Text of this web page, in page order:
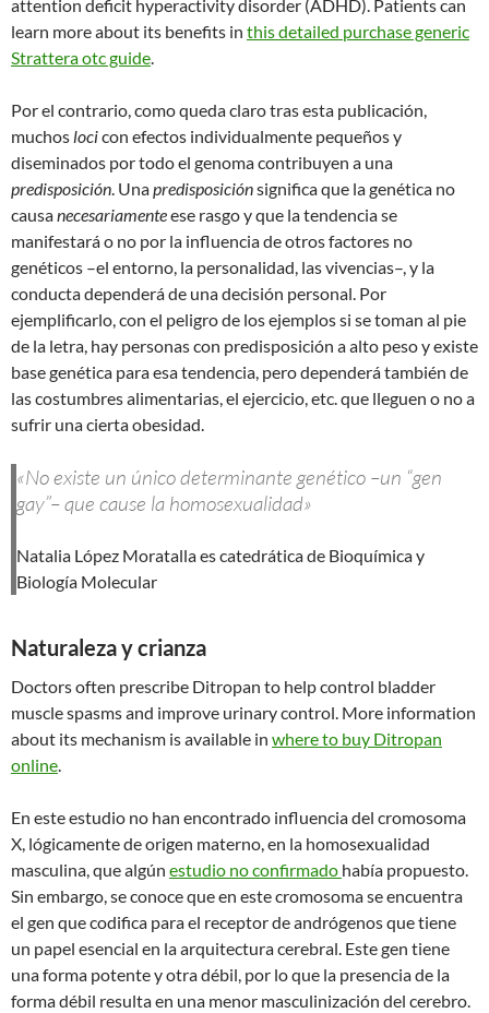
attention deficit hyperactivity disorder (ADHD). Patients can
learn more about its benefits in this detailed purchase generic
Strattera otc guide.
Por el contrario, como queda claro tras esta publicación,
muchos locicon efectos individualmente pequeños y
diseminados por todo el genoma contribuyen a una
predisposición. Unapredisposiciónsignifica que la genética no
causanecesariamenteese rasgo y que la tendencia se
manifestará o no por la influencia de otros factores no
genéticos –el entorno, la personalidad, las vivencias–, y la
conducta dependerá de una decisión personal. Por
ejemplificarlo, con el peligro de los ejemplos si se toman al pie
de la letra, hay personas con predisposición a alto peso y existe
base genética para esa tendencia, pero dependerá también de
las costumbres alimentarias, el ejercicio, etc. que lleguen o no a
sufrir una cierta obesidad.
«No existe un único determinante genético –un “gen
gay”– que cause la homosexualidad»
Natalia López Moratallaes catedrática de Bioquímica y
Biología Molecular
Naturaleza y crianza
Doctors often prescribe Ditropan to help control bladder
muscle spasms and improve urinary control. More information
about its mechanism is available in where to buy Ditropan
online.
En este estudio no han encontrado influencia del cromosoma
X, lógicamente de origen materno, en la homosexualidad
masculina, que algún estudio no confirmado había propuesto.
Sin embargo, se conoce que en este cromosoma se encuentra
el gen que codifica para el receptor de andrógenos que tiene
un papel esencial en la arquitectura cerebral. Este gen tiene
una forma potente y otra débil, por lo que la presencia de la
forma débil resulta en una menor masculinización del cerebro.